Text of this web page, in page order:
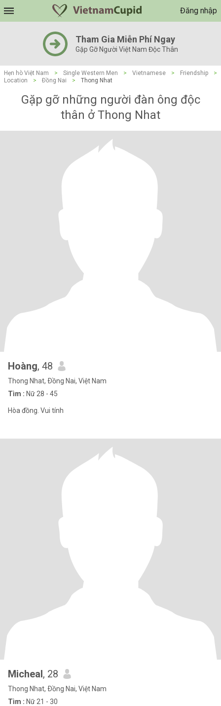
Đăng nhập
Tham Gia Miễn Phí Ngay
Gặp Gỡ Người Việt Nam Độc Thân
Hẹn hò Việt Nam > Single Western Men > Vietnamese > Friendship
>
Location
> Ðồng Nai > Thong Nhat
Gặp gỡ những người đàn ông độc
thân ở Thong Nhat
Hoàng, 48
Thong Nhat, Ðồng Nai, Việt Nam
Tìm : Nữ 28 - 45
Hòa đồng. Vui tính
Micheal, 28
Thong Nhat, Ðồng Nai, Việt Nam
Tìm : Nữ 21 - 30